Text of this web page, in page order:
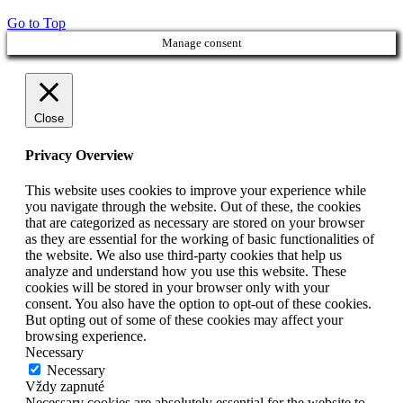
Go to Top
Manage consent
Close
Privacy Overview
This website uses cookies to improve your experience while
you navigate through the website. Out of these, the cookies
that are categorized as necessary are stored on your browser
as they are essential for the working of basic functionalities of
the website. We also use third-party cookies that help us
analyze and understand how you use this website. These
cookies will be stored in your browser only with your
consent. You also have the option to opt-out of these cookies.
But opting out of some of these cookies may affect your
browsing experience.
Necessary
Necessary
Vždy zapnuté